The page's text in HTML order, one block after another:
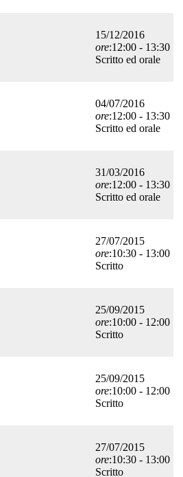
15/12/2016
ore:12:00 - 13:30
Scritto ed orale
04/07/2016
ore:12:00 - 13:30
Scritto ed orale
31/03/2016
ore:12:00 - 13:30
Scritto ed orale
27/07/2015
ore:10:30 - 13:00
Scritto
25/09/2015
ore:10:00 - 12:00
Scritto
25/09/2015
ore:10:00 - 12:00
Scritto
27/07/2015
ore:10:30 - 13:00
Scritto